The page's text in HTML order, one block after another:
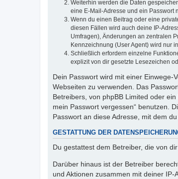
Weiterhin werden die Daten
eine E-Mail-Adresse und ein Passwort
Wenn du einen Beitrag oder eine
diesen Fällen wird auch deine IP-
Umfragen), Änderungen an zentralen
Kennzeichnung (User Agent) wird nur
Schließlich erfordern einzelne
explizit von dir gesetzte Lesezeichen
Dein Passwort wird mit einer
Webseiten zu verwenden. Das
Betreibers, von phpBB Limited oder
mein Passwort vergessen“ benutzen.
Passwort an diese Adresse, mit dem
GESTATTUNG DER
Du gestattest dem Betreiber, die von
Darüber hinaus ist der Betreiber
und Aktionen zusammen mit deiner